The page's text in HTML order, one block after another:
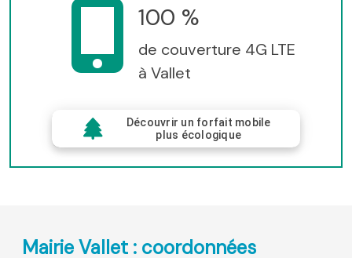
100 %
de couverture 4G LTE
à Vallet
Découvrir un forfait mobile
plus écologique
Mairie Vallet : coordonnées